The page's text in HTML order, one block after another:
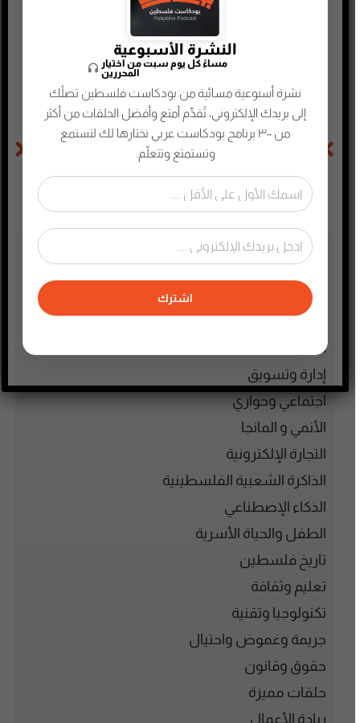
وحدنا ننعى طلابَنا الشهداء
كيف يُبْلِغوننا أنّهم بخيرٍ هذه المرّة؟
الحلقة السابقة
عن حركات المقاومة وفوز حماس بانتخابات ٢٠٠٦
الحلقة التالية
تصنيفات البودكاست
أدب
ألعاب
إدارة وتسويق
اجتماعي وحواري
الأنمي و المانجا
التجارة الإلكترونية
الذاكرة الشعبية الفلسطينية
الذكاء الإصطناعي
الطفل والحياة الأسرية
تاريخ فلسطين
تعليم وثقافة
تكنولوجيا وتقنية
جريمة وغموض واحتيال
حقوق وقانون
حلقات مميزة
ريادة الأعمال
النشرة الأسبوعية
مساءً كل يوم سبت من اختيار
المحررين
نشرة أسبوعية مسائية من بودكاست فلسطين تصلُك
إلى بريدك الإلكتروني، تُقدِّم أمتع وأفضل الحلقات من أكثر
من ٣٠٠ برنامج بودكاست عربي نختارها لك لتستمع
وتستمتع وتتعلّم.
اشترك